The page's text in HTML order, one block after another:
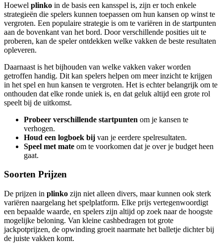
Hoewel plinko in de basis een kansspel is, zijn er toch enkele
strategieën die spelers kunnen toepassen om hun kansen op winst te
vergroten. Een populaire strategie is om te variëren in de startpunten
aan de bovenkant van het bord. Door verschillende posities uit te
proberen, kan de speler ontdekken welke vakken de beste resultaten
opleveren.
Daarnaast is het bijhouden van welke vakken vaker worden
getroffen handig. Dit kan spelers helpen om meer inzicht te krijgen
in het spel en hun kansen te vergroten. Het is echter belangrijk om te
onthouden dat elke ronde uniek is, en dat geluk altijd een grote rol
speelt bij de uitkomst.
Probeer verschillende startpunten om je kansen te
verhogen.
Houd een logboek bij van je eerdere spelresultaten.
Speel met mate om te voorkomen dat je over je budget heen
gaat.
Soorten Prijzen
De prijzen in plinko zijn niet alleen divers, maar kunnen ook sterk
variëren naargelang het spelplatform. Elke prijs vertegenwoordigt
een bepaalde waarde, en spelers zijn altijd op zoek naar de hoogste
mogelijke beloning. Van kleine cashbedragen tot grote
jackpotprijzen, de opwinding groeit naarmate het balletje dichter bij
de juiste vakken komt.